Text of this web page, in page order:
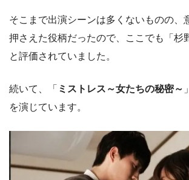
そこまで出演シーンは多くないものの、
押さえた役柄だったので、ここでも「杉
と評価されていました。
続いて、「 ミストレス～女たちの秘密～
を演じています。